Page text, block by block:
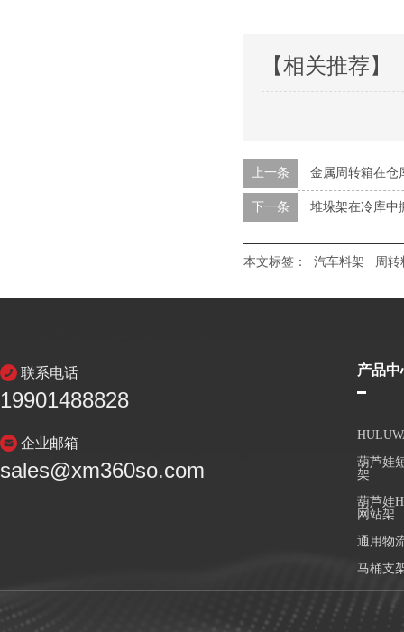
【相关推荐】
上一条 金属周转箱在仓
下一条 堆垛架在冷库中
本文标签： 汽车料架 周转
联系电话
19901488828
企业邮箱
sales@xm360so.com
产品中
葫芦娃
架
葫芦娃
网站架
通用物
马桶支